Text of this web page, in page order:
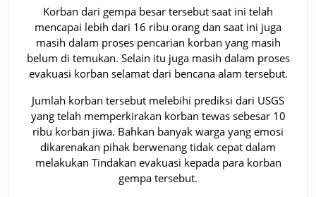
Korban dari gempa besar tersebut saat ini telah
mencapai lebih dari 16 ribu orang dan saat ini juga
masih dalam proses pencarian korban yang masih
belum di temukan. Selain itu juga masih dalam proses
evakuasi korban selamat dari bencana alam tersebut.
Jumlah korban tersebut melebihi prediksi dari USGS
yang telah memperkirakan korban tewas sebesar 10
ribu korban jiwa. Bahkan banyak warga yang emosi
dikarenakan pihak berwenang tidak cepat dalam
melakukan Tindakan evakuasi kepada para korban
gempa tersebut.